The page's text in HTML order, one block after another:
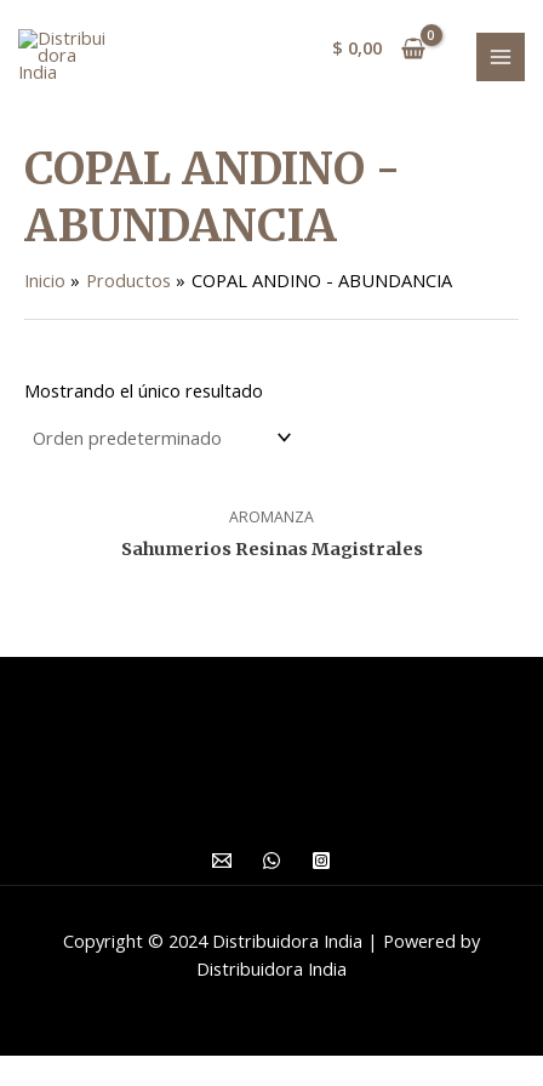
contenido
$ 0,00
COPAL ANDINO -
ABUNDANCIA
Inicio Productos COPAL ANDINO - ABUNDANCIA
Mostrando el único resultado
AROMANZA
Sahumerios Resinas Magistrales
Copyright © 2024 Distribuidora India | Powered by
Distribuidora India